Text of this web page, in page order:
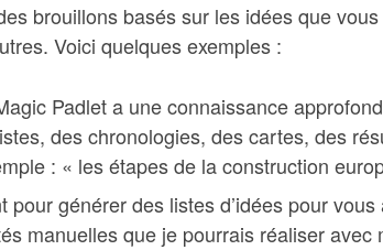
brouillons basés sur les idées que
Voici quelques exemples :
Padlet a une connaissance
des chronologies, des cartes, des
: « les étapes de la construction
générer des listes d’idées pour
manuelles que je pourrais réaliser